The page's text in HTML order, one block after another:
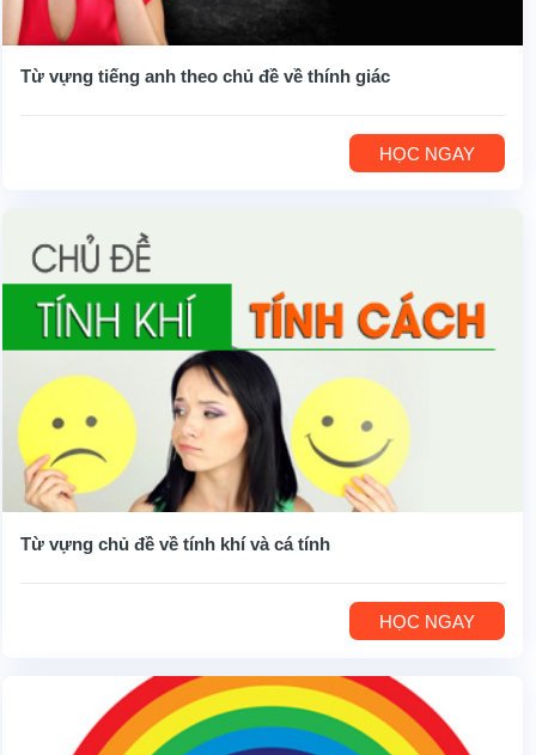
Từ vựng tiếng anh theo chủ đề về thính giác
HỌC NGAY
Từ vựng chủ đề về tính khí và cá tính
HỌC NGAY